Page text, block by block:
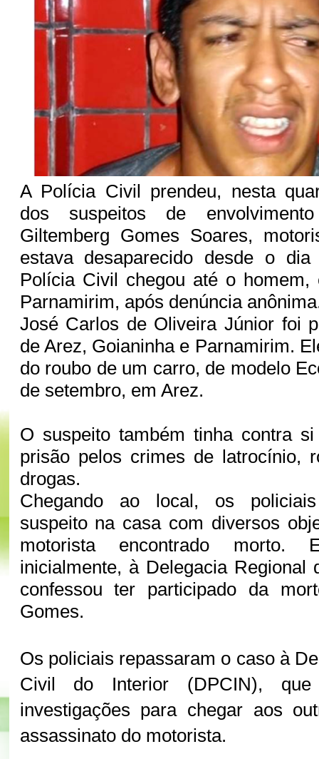
A Polícia Civil prendeu, nesta
dos suspeitos de
Giltemberg Gomes Soares,
estava desaparecido desde o
Polícia Civil chegou até o
Parnamirim, após denúncia
José Carlos de Oliveira Júnior foi
de Arez, Goianinha e Parnamirim.
do roubo de um carro, de modelo
de setembro, em Arez.
O suspeito também tinha contra
prisão pelos crimes de latrocínio,
drogas.
Chegando ao local, os
suspeito na casa com diversos
motorista encontrado morto.
inicialmente, à Delegacia Regional
confessou ter participado da
Gomes.
Os policiais repassaram o caso à
Civil do Interior (DPCIN),
investigações para chegar aos
assassinato do motorista.